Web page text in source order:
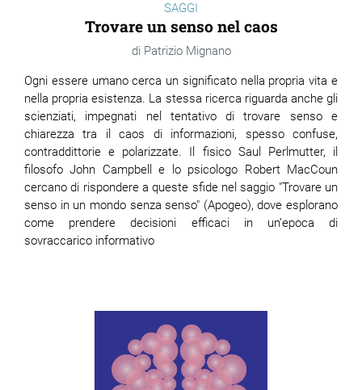
SAGGI
Trovare un senso nel caos
Patrizio Mignano
Ogni essere umano cerca un significato nella propria vita e
nella propria esistenza. La stessa ricerca riguarda anche gli
scienziati, impegnati nel tentativo di trovare senso e
chiarezza tra il caos di informazioni, spesso confuse,
contraddittorie e polarizzate. Il fisico Saul Perlmutter, il
filosofo John Campbell e lo psicologo Robert MacCoun
cercano di rispondere a queste sfide nel saggio "Trovare un
senso in un mondo senza senso" (Apogeo), dove esplorano
come prendere decisioni efficaci in un’epoca di
sovraccarico informativo